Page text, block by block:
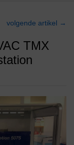
volgende artikel →
TMX